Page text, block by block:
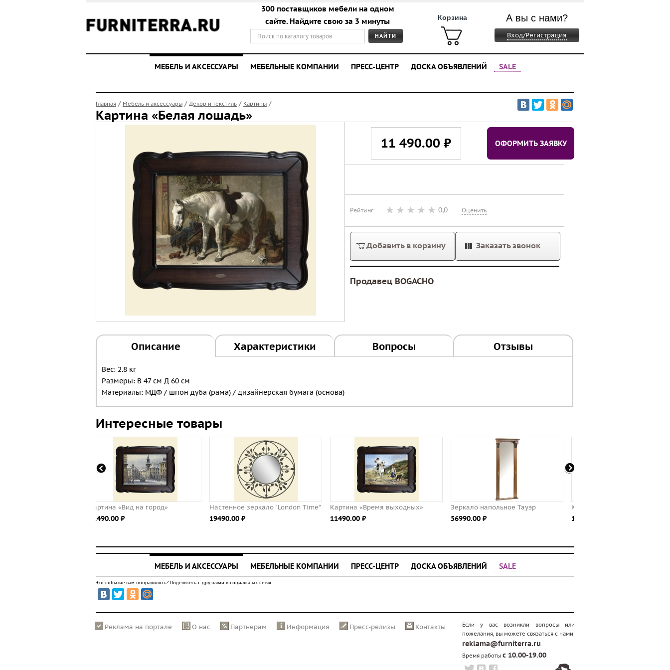
300 поставщиков мебели на одном
сайте. Найдите свою за 3 минуты
Корзина А вы с нами?
Вход/Регистрация
МЕБЕЛЬ И АКСЕССУАРЫ МЕБЕЛЬНЫЕ КОМПАНИИ ПРЕСС-ЦЕНТР ДОСКА ОБЪЯВЛЕНИЙ SALE
Главная / Мебель и аксессуары / Декор и текстиль / Картины /
Картина «Белая лошадь»
11 490.00 ⃏
ОФОРМИТЬ ЗАЯВКУ
Рейтинг 0,0 Оценить
Добавить в корзину Заказать звонок
Продавец BOGACHO
Описание Характеристики Вопросы Отзывы
Вес: 2.8 кг
Размеры: В 47 см Д 60 см
Материалы: МДФ / шпон дуба (рама) / дизайнерская бумага (основа)
Интересные товары
Настенное зеркало "London Time"
19490.00 ⃏
Картина «Время выходных»
11490.00 ⃏
Зеркало напольное Тауэр
56990.00 ⃏
Картина «Встреча в лесу»
11490.00 ⃏
МЕБЕЛЬ И АКСЕССУАРЫ МЕБЕЛЬНЫЕ КОМПАНИИ ПРЕСС-ЦЕНТР ДОСКА ОБЪЯВЛЕНИЙ SALE
Это событие вам понравилось? Поделитесь с друзьями в социальных сетях
Реклама на портале О нас Партнерам Информация Пресс-релизы Контакты
Если у вас возникли вопросы или
пожелания, вы можете связаться с нами
reklama@furniterra.ru
Время работы с 10.00-19.00